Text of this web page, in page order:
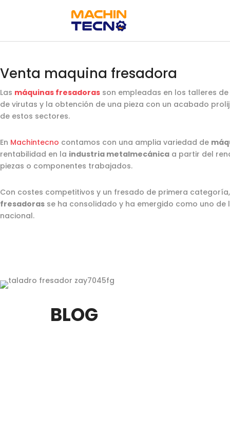
Venta maquina fresadora
Las máquinas fresadoras son empleadas en los talleres
de virutas y la obtención de una pieza con un acabado
de estos sectores.
En Machintecno contamos con una amplia variedad de
rentabilidad en la industria metalmecánica a partir del
piezas o componentes trabajados.
Con costes competitivos y un fresado de primera
fresadoras se ha consolidado y ha emergido como uno
nacional.
BLOG